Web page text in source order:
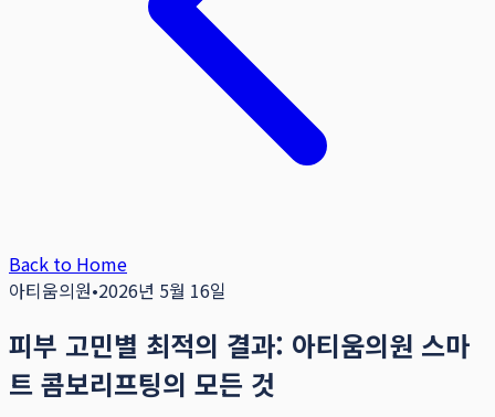
Back to Home
아티움의원•2026년 5월 16일
피부 고민별 최적의 결과: 아티움의원 스마
트 콤보리프팅의 모든 것